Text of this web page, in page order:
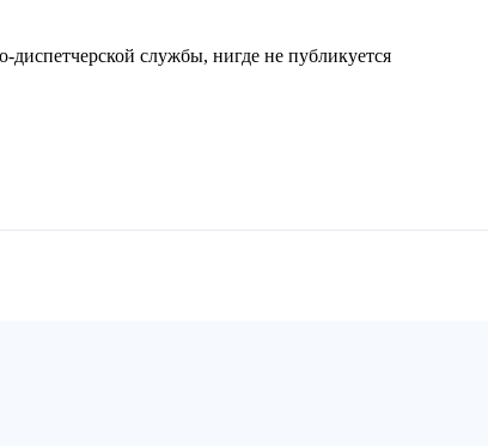
службы, нигде не публикуется